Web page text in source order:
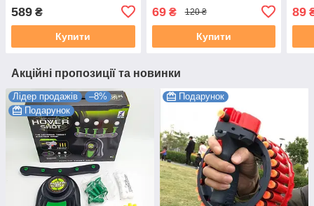
589 ₴
Купити
69₴ 120 ₴
Купити
89
Акційні пропозиції та новинки
Лідер продажів
–8%
Подарунок
Подарунок